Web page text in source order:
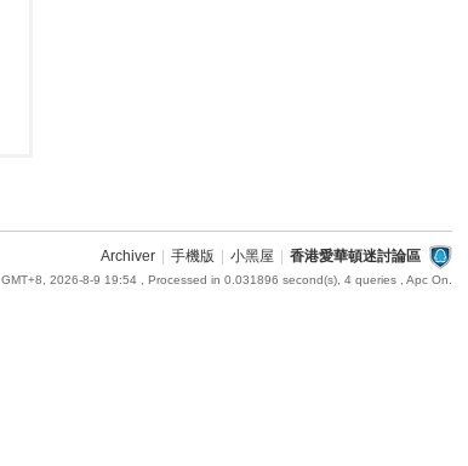
Archiver 手機版 小黑屋 香港愛華頓迷討論區
GMT+8, 2026-8-9 19:54, Processed in 0.031896 second(s), 4 queries , Apc On.